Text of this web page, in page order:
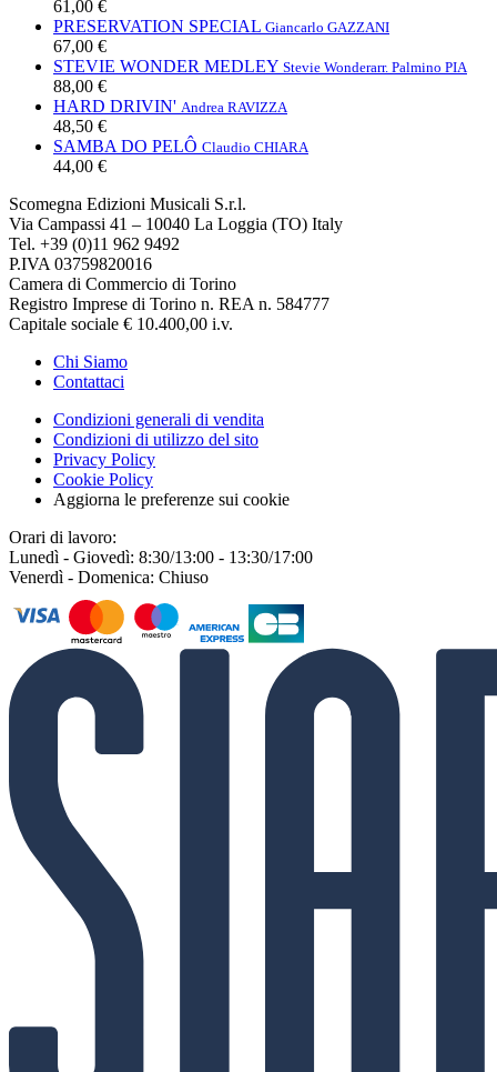
61,00 €
PRESERVATION SPECIAL Giancarlo GAZZANI
67,00 €
STEVIE WONDER MEDLEY Stevie Wonderarr. Palmino PIA
88,00 €
HARD DRIVIN' Andrea RAVIZZA
48,50 €
SAMBA DO PELÔ Claudio CHIARA
44,00 €
Scomegna Edizioni Musicali S.r.l.
Via Campassi 41 – 10040 La Loggia (TO) Italy
Tel. +39 (0)11 962 9492
P.IVA 03759820016
Camera di Commercio di Torino
Registro Imprese di Torino n. REA n. 584777
Capitale sociale € 10.400,00 i.v.
Chi Siamo
Contattaci
Condizioni generali di vendita
Condizioni di utilizzo del sito
Privacy Policy
Cookie Policy
Aggiorna le preferenze sui cookie
Orari di lavoro:
Lunedì - Giovedì: 8:30/13:00 - 13:30/17:00
Venerdì - Domenica: Chiuso